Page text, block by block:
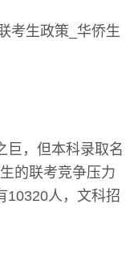
巨，但本科录取名
的联考竞争压力
10320人，文科招